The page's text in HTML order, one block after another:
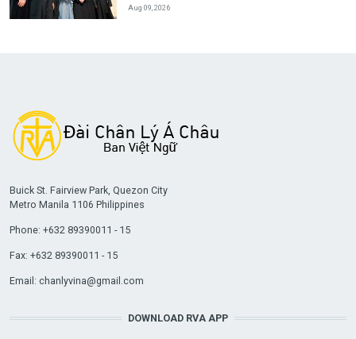
Aug 09, 2026
Buick St. Fairview Park, Quezon City
Metro Manila 1106 Philippines
Phone: +632 89390011 - 15
Fax: +632 89390011 - 15
Email: chanlyvina@gmail.com
DOWNLOAD RVA APP